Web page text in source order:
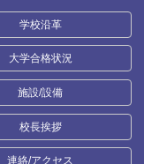
学校沿革
大学合格状況
施設/設備
校長挨拶
連絡/アクセス